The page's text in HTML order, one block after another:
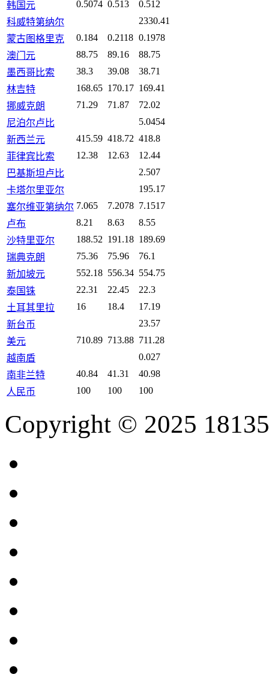
韩国元 0.5074 0.513
0.512
科威特第纳尔
2330.41
蒙古图格里克
0.184 0.2118 0.1978
澳门元
88.75 89.16
88.75
墨西哥比索
38.3 39.08
38.71
林吉特
168.65 170.17 169.41
挪威克朗
71.29 71.87
72.02
尼泊尔卢比
5.0454
新西兰元
415.59 418.72 418.8
菲律宾比索
12.38 12.63
12.44
巴基斯坦卢比
2.507
卡塔尔里亚尔
195.17
塞尔维亚第纳尔 7.065 7.2078 7.1517
卢布
8.21 8.63
8.55
沙特里亚尔
188.52 191.18 189.69
瑞典克朗
75.36 75.96
76.1
新加坡元
552.18 556.34 554.75
泰国铢
22.31 22.45
22.3
土耳其里拉
16 18.4
17.19
新台币
23.57
美元
710.89 713.88 711.28
越南盾
0.027
南非兰特
40.84 41.31
40.98
人民币
100 100 100
Copyright © 2025